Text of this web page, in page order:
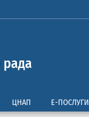
рада
ЦНАП Е-ПОСЛУГИ